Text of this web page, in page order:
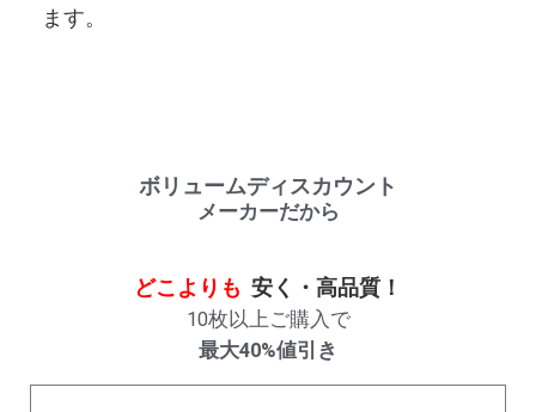
ます。
ボリュームディスカウント
メーカーだから
どこよりも 安く・高品質！
10枚以上ご購入で
最大40%値引き